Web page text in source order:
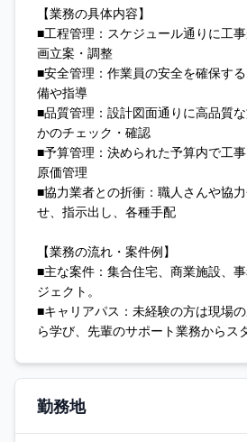
【業務の具体内容】
■工程管理：スケジュール通りに工
画立案・調整
■安全管理：作業員の安全を確保す
備や指導
■品質管理：設計図面通りに高品質
かのチェック・確認
■予算管理：決められた予算内で工
原価管理
■協力業者との折衝：職人さんや協
せ、指示出し、各種手配
【業務の流れ・案件例】
■主な案件：集合住宅、商業施設、
ジェクト。
■キャリアパス：未経験の方は現場
ら学び、先輩のサポート業務からス
勤務地